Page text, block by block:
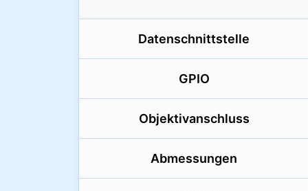
Datenschnittstelle
GPIO
Objektivanschluss
Abmessungen